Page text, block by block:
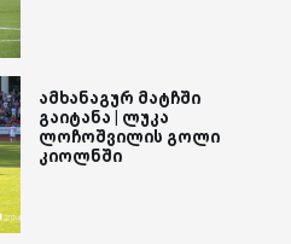
ამხანაგურ მატჩში
გაიტანა | ლუკა
ლოჩოშვილის გოლი
კიოლნში